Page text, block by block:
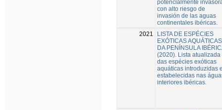
potencialmente
con alto riesgo de
invasión de las aguas
continentales ibéricas.
2021
LISTA DE ESPÉCIES
EXÓTICAS AQUÁTICAS
DA PENÍNSULA
(2020). Lista atualizada
das espécies exóticas
aquáticas introduzidas
estabelecidas nas
interiores ibéricas.